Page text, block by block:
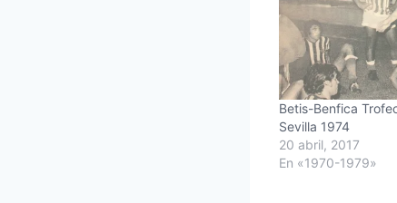
Betis-Benfica
Sevilla 1974
20 abril, 2017
En «1970-1979»